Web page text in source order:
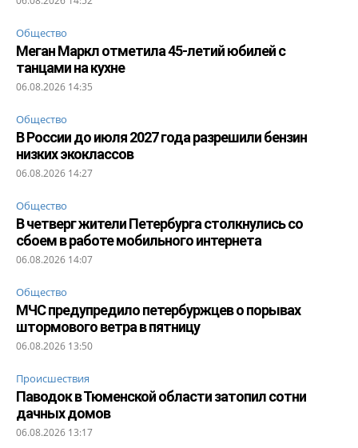
Общество
Меган Маркл отметила 45-летий юбилей с
танцами на кухне
06.08.2026 14:35
Общество
В России до июля 2027 года разрешили бензин
низких экоклассов
06.08.2026 14:27
Общество
В четверг жители Петербурга столкнулись со
сбоем в работе мобильного интернета
06.08.2026 14:07
Общество
МЧС предупредило петербуржцев о порывах
штормового ветра в пятницу
06.08.2026 13:50
Происшествия
Паводок в Тюменской области затопил сотни
дачных домов
06.08.2026 13:17